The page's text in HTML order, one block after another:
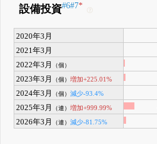
設備投資#6#7*
2020年3月
2021年3月
2022年3月
（個）
2023年3月
（個）増加+225.01%
2024年3月
（個）減少-93.4%
2025年3月
（連）増加+999.99%
2026年3月
（連）減少-81.75%